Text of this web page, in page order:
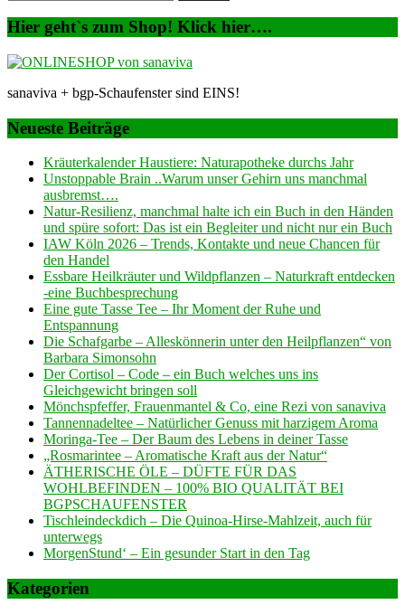
Hier geht`s zum Shop! Klick hier….
sanaviva + bgp-Schaufenster sind EINS!
Neueste Beiträge
Kräuterkalender Haustiere: Naturapotheke durchs Jahr
Unstoppable Brain ..Warum unser Gehirn uns manchmal
ausbremst….
Natur-Resilienz, manchmal halte ich ein Buch in den Händen
und spüre sofort: Das ist ein Begleiter und nicht nur ein Buch
IAW Köln 2026 – Trends, Kontakte und neue Chancen für
den Handel
Essbare Heilkräuter und Wildpflanzen – Naturkraft entdecken
-eine Buchbesprechung
Eine gute Tasse Tee – Ihr Moment der Ruhe und
Entspannung
Die Schafgarbe – Alleskönnerin unter den Heilpflanzen“ von
Barbara Simonsohn
Der Cortisol – Code – ein Buch welches uns ins
Gleichgewicht bringen soll
Mönchspfeffer, Frauenmantel & Co, eine Rezi von sanaviva
Tannennadeltee – Natürlicher Genuss mit harzigem Aroma
Moringa-Tee – Der Baum des Lebens in deiner Tasse
„Rosmarintee – Aromatische Kraft aus der Natur“
ÄTHERISCHE ÖLE – DÜFTE FÜR DAS
WOHLBEFINDEN – 100% BIO QUALITÄT BEI
BGPSCHAUFENSTER
Tischleindeckdich – Die Quinoa-Hirse-Mahlzeit, auch für
unterwegs
MorgenStund‘ – Ein gesunder Start in den Tag
Kategorien